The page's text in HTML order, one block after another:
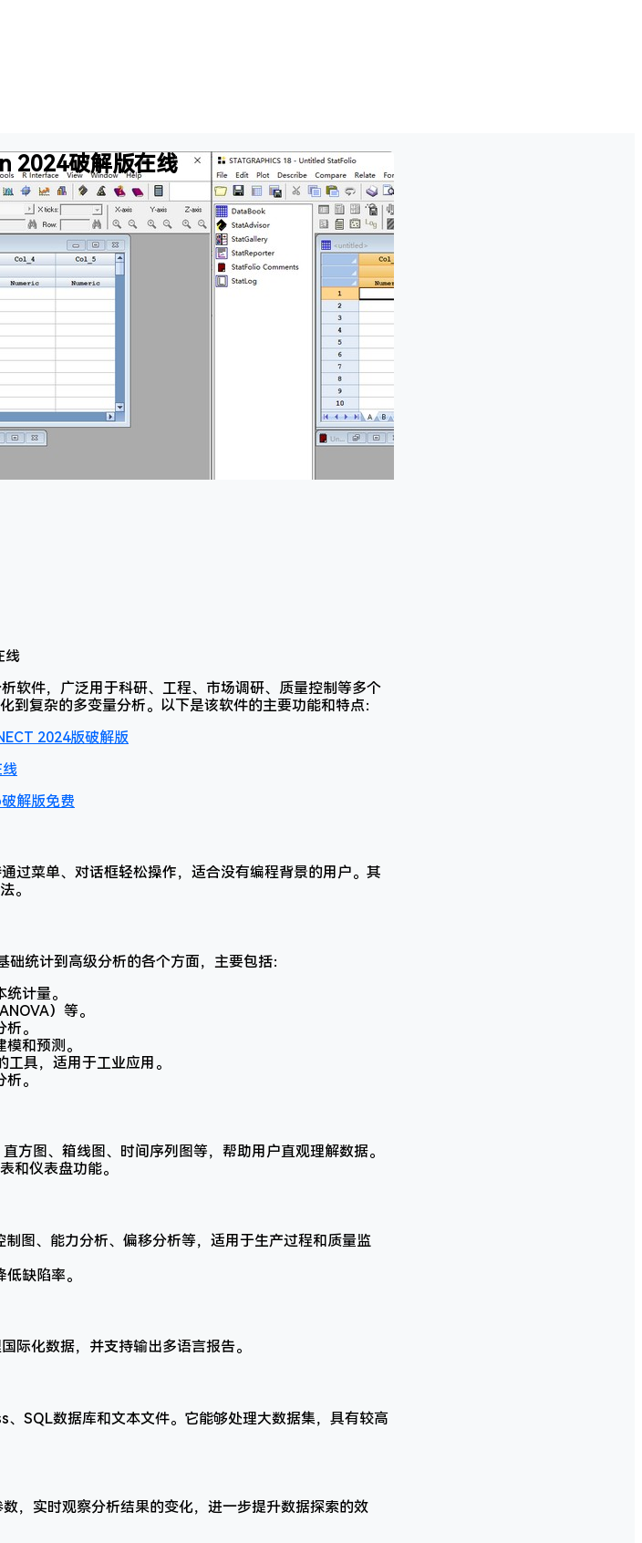
2024破解版在线
软件，广泛用于科研、工程、市场调研、质量控制等多个
复杂的多变量分析。以下是该软件的主要功能和特点：
2024版破解版
解版免费
菜单、对话框轻松操作，适合没有编程背景的用户。其
。
统计到高级分析的各个方面，主要包括：
计量。
）等。
。
和预测。
具，适用于工业应用。
。
图、箱线图、时间序列图等，帮助用户直观理解数据。
和仪表盘功能。
图、能力分析、偏移分析等，适用于生产过程和质量监
缺陷率。
化数据，并支持输出多语言报告。
SQL数据库和文本文件。它能够处理大数据集，具有较高
，实时观察分析结果的变化，进一步提升数据探索的效